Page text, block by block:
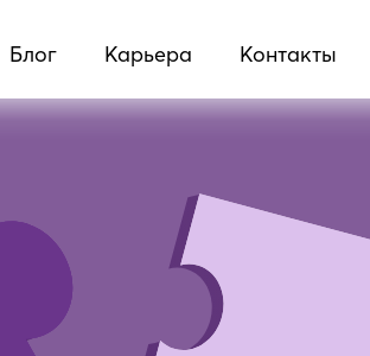
Блог Карьера Контакты